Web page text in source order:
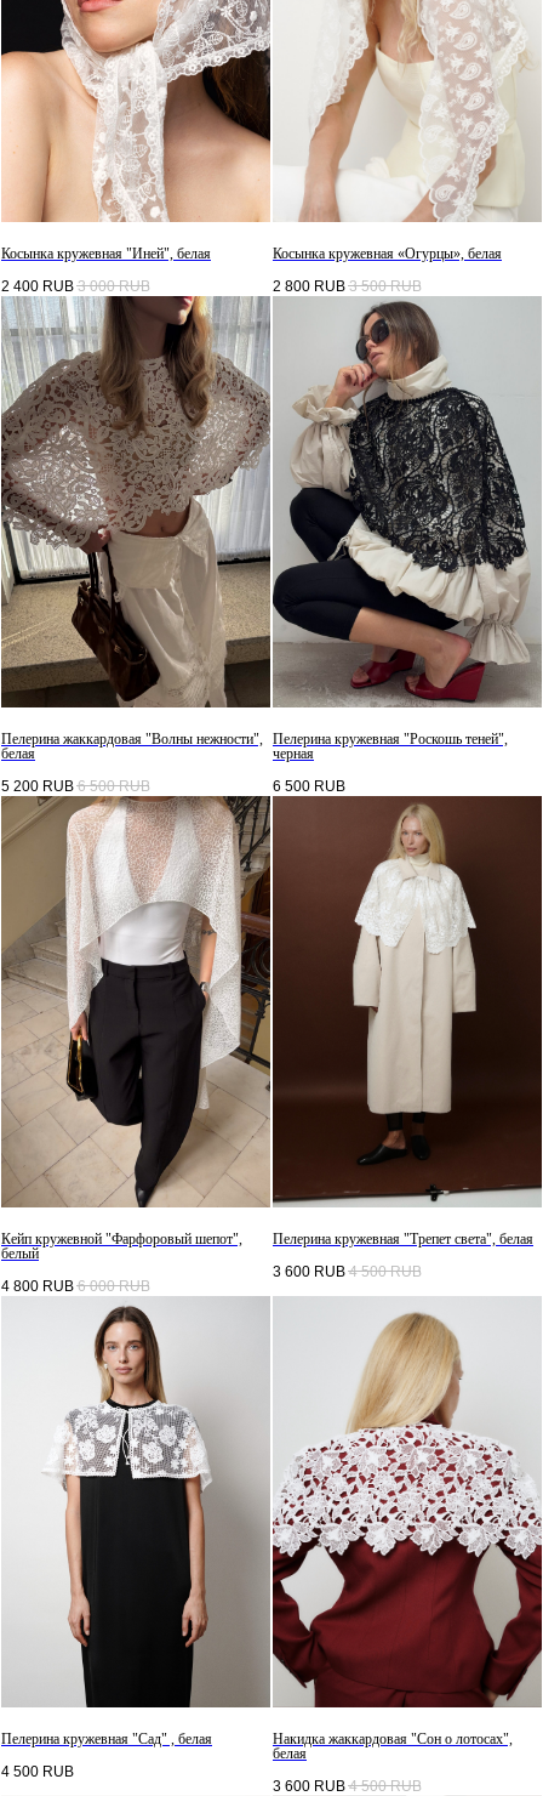
Косынка кружевная "Иней", белая
2 400 RUB 3 000 RUB
Косынка кружевная «Огурцы», белая
2 800 RUB 3 500 RUB
Пелерина жаккардовая "Волны нежности",
белая
5 200 RUB 6 500 RUB
Пелерина кружевная "Роскошь теней",
черная
6 500 RUB
Кейп кружевной "Фарфоровый шепот",
белый
4 800 RUB 6 000 RUB
Пелерина кружевная "Трепет света", белая
3 600 RUB 4 500 RUB
Пелерина кружевная "Сад" , белая
4 500 RUB
Накидка жаккардовая "Сон о лотосах",
белая
3 600 RUB 4 500 RUB